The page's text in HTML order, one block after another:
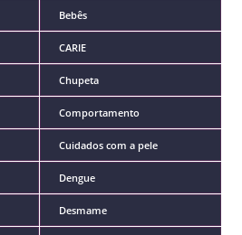
Bebês
CARIE
Chupeta
Comportamento
Cuidados com a pele
Dengue
Desmame